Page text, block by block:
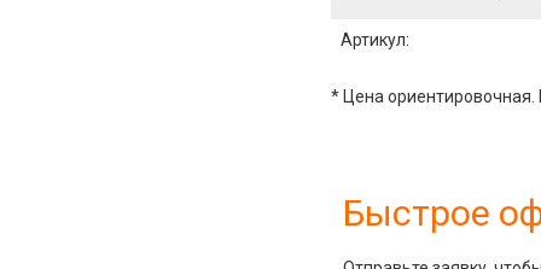
Артикул:
* Цена ориентировочная.
Быстрое